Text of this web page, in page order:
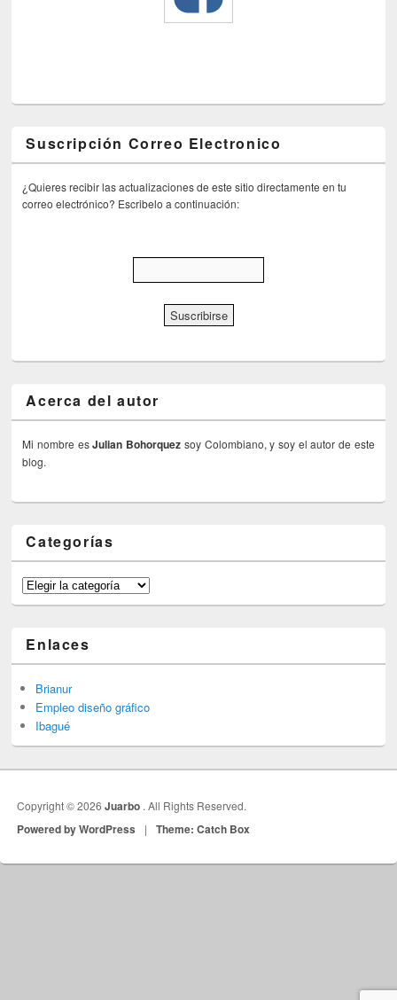
Suscripción Correo Electronico
¿Quieres recibir las actualizaciones de este sitio directamente en tu
correo electrónico? Escribelo a continuación:
Acerca del autor
Mi nombre esJulian Bohorquez soy Colombiano, y soy el autor de este
blog.
Categorías
Categorías
Enlaces
Brianur
Empleo diseño gráfico
Ibagué
Copyright © 2026Juarbo . All Rights Reserved.
Powered by WordPress | Theme: Catch Box